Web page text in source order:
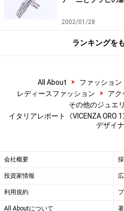
2002/01/28
ランキングを
All About > ファッション
レディースファッション
> アク
その他のジュエ
イタリアレポート《VICENZA
デザイ
会社概要
投資家情報
利用規約
All Aboutについて